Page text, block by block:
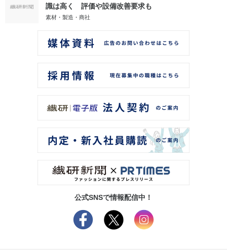
識は高く 評価や設備改善要求も
素材・製造・商社
公式SNSで情報配信中！